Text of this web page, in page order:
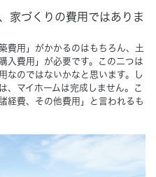
家づくりの費用ではありま
費用」がかかるのはもちろん、土
入費用」が必要です。この二つは
なのではないかなと思います。し
、マイホームは完成しません。こ
経費、その他費用」と言われるも